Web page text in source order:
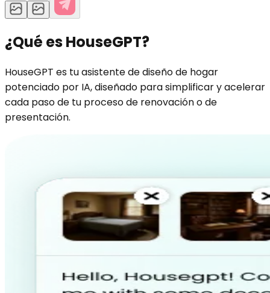
¿Qué es HouseGPT?
HouseGPT es tu asistente de diseño de hogar
potenciado por IA, diseñado para simplificar y acelerar
cada paso de tu proceso de renovación o de
presentación.